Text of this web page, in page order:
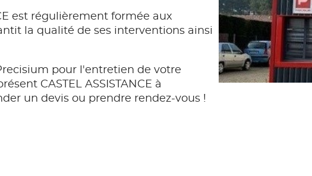
est régulièrement formée aux
la qualité de ses interventions ainsi
pour l'entretien de votre
CASTEL ASSISTANCE à
un devis ou prendre rendez-vous !